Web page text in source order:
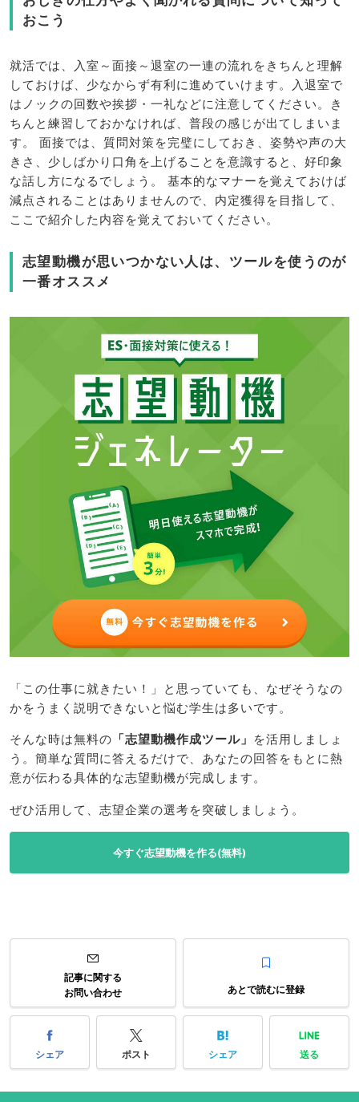
おこう
就活では、入室～面接～退室の一連の流れをきちんと理解
しておけば、少なからず有利に進めていけます。入退室で
はノックの回数や挨拶・一礼などに注意してください。き
ちんと練習しておかなければ、普段の感じが出てしまいま
す。 面接では、質問対策を完璧にしておき、姿勢や声の大
きさ、少しばかり口角を上げることを意識すると、好印象
な話し方になるでしょう。 基本的なマナーを覚えておけば
減点されることはありませんので、内定獲得を目指して、
ここで紹介した内容を覚えておいてください。
志望動機が思いつかない人は、ツールを使うのが
一番オススメ
「この仕事に就きたい！」と思っていても、なぜそうなの
かをうまく説明できないと悩む学生は多いです。
そんな時は無料の 「志望動機作成ツール」 を活用しましょ
う。簡単な質問に答えるだけで、あなたの回答をもとに熱
意が伝わる具体的な志望動機が完成します。
ぜひ活用して、志望企業の選考を突破しましょう。
今すぐ志望動機を作る(無料)
記事に関する
お問い合わせ
あとで読むに登録
シェア ポスト シェア 送る